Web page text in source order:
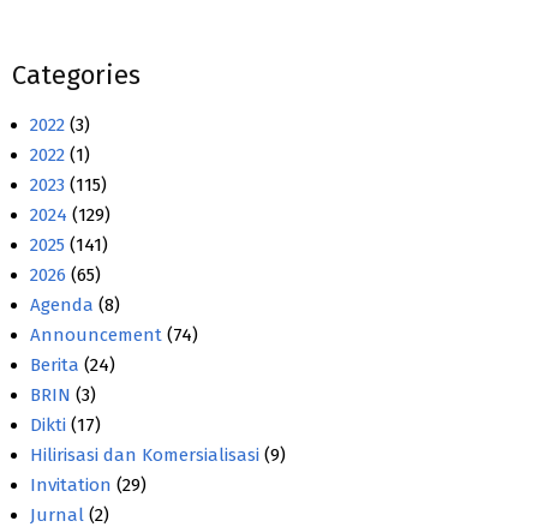
Categories
2022 (3)
2022 (1)
2023 (115)
2024 (129)
2025 (141)
2026 (65)
Agenda (8)
Announcement (74)
Berita (24)
BRIN (3)
Dikti (17)
Hilirisasi dan Komersialisasi (9)
Invitation (29)
Jurnal (2)